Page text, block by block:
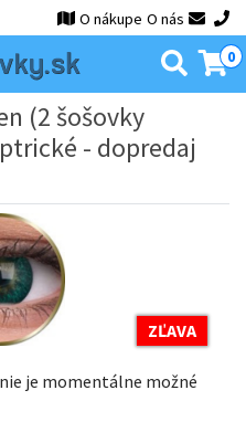
O nákupe O nás
0
(2 šošovky
- dopredaj
ZĽAVA
je momentálne možné